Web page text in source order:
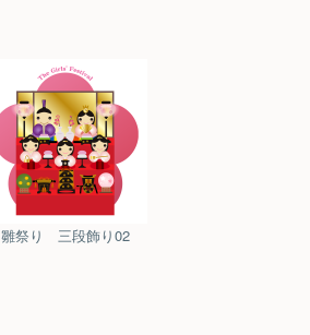
雛祭り 三段飾り02